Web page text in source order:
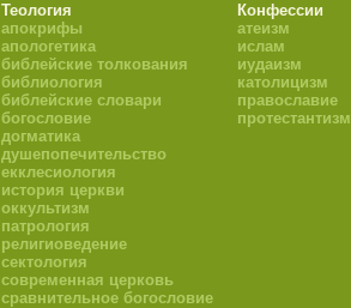
Теология
апокрифы
апологетика
библейские толкования
библиология
библейские словари
богословие
догматика
душепопечительство
екклесиология
история церкви
оккультизм
патрология
религиоведение
сектология
современная церковь
сравнительное богословие
Конфессии
атеизм
ислам
иудаизм
католицизм
православие
протестантизм